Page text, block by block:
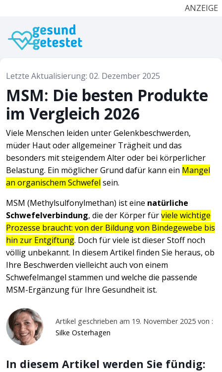
ANZEIGE
Letzte Aktualisierung: 02. Dezember 2025
MSM: Die besten Produkte
im Vergleich 2026
Viele Menschen leiden unter Gelenkbeschwerden,
müder Haut oder allgemeiner Trägheit und das
besonders mit steigendem Alter oder bei körperlicher
Belastung. Ein möglicher Grund dafür kann ein Mangel
an organischem Schwefel sein.
MSM (Methylsulfonylmethan) ist eine natürliche
Schwefelverbindung, die der Körper fürviele wichtige
Prozesse braucht: von der Bildung von Bindegewebe bis
hin zur Entgiftung. Doch für viele ist dieser Stoff noch
völlig unbekannt. In diesem Artikel finden Sie heraus, ob
Ihre Beschwerden vielleicht auch von einem
Schwefelmangel stammen und welche die passende
MSM-Ergänzung für Ihre Gesundheit ist.
Artikel geschrieben am 19. November 2025 von :
Silke Osterhagen
In diesem Artikel werden Sie fündig: